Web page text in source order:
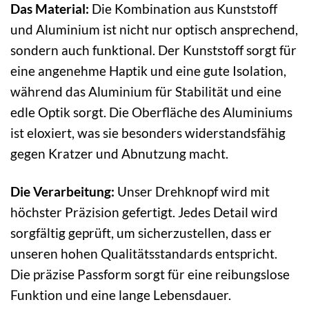
Das Material: Die Kombination aus Kunststoff
und Aluminium ist nicht nur optisch ansprechend,
sondern auch funktional. Der Kunststoff sorgt für
eine angenehme Haptik und eine gute Isolation,
während das Aluminium für Stabilität und eine
edle Optik sorgt. Die Oberfläche des Aluminiums
ist eloxiert, was sie besonders widerstandsfähig
gegen Kratzer und Abnutzung macht.
Die Verarbeitung: Unser Drehknopf wird mit
höchster Präzision gefertigt. Jedes Detail wird
sorgfältig geprüft, um sicherzustellen, dass er
unseren hohen Qualitätsstandards entspricht.
Die präzise Passform sorgt für eine reibungslose
Funktion und eine lange Lebensdauer.